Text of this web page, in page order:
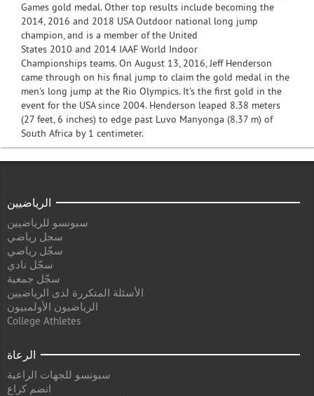
Games gold medal. Other top results include becoming the
2014, 2016 and 2018 USA Outdoor national long jump
champion, and is a member of the United
States 2010 and 2014 IAAF World Indoor
Championships teams. On August 13, 2016, Jeff Henderson
came through on his final jump to claim the gold medal in the
men's long jump at the Rio Olympics. It's the first gold in the
event for the USA since 2004. Henderson leaped 8.38 meters
(27 feet, 6 inches) to edge past Luvo Manyonga (8.37 m) of
South Africa by 1 centimeter.
الرياضيين
سبونسو للرياضيين
سجل رياضي
سجّل رياضي
سجّل نادي
سجّل جمعية
الأسئلة المتكررة لدى الرياضيين
الرياضيون الأولمبيون
College Athletes
الرعاة
سبونسو للجهات الراعية
انضم كراع